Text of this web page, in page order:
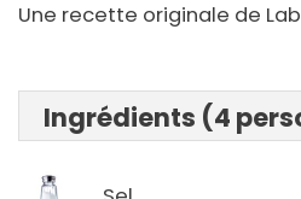
Une recette originale de
Ingrédients (4